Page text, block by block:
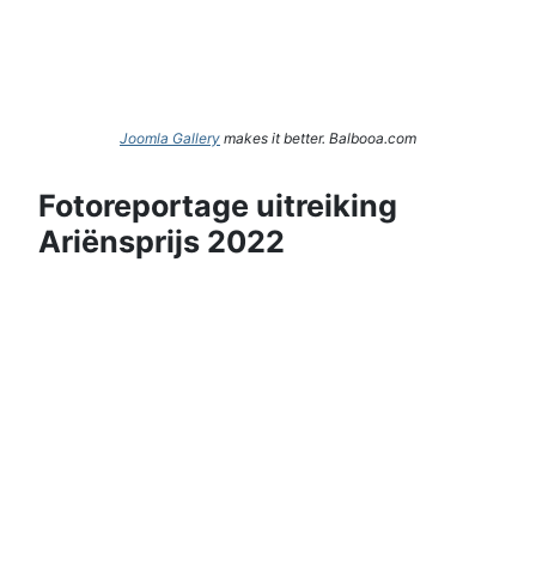
Joomla Gallery makes it better. Balbooa.com
Fotoreportage uitreiking
Ariënsprijs 2022